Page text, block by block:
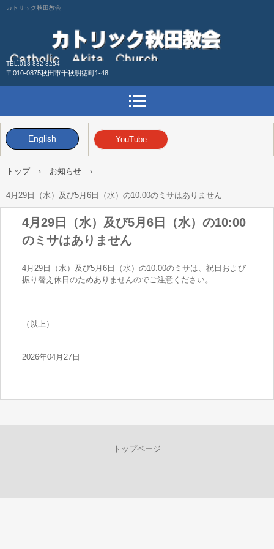
カトリック秋田教会
TEL.018-832-3254
〒010-0875秋田市千秋明徳町1-48
English YouTube
トップ › お知らせ ›
4月29日（水）及び5月6日（水）の10:00のミサはありません
4月29日（水）及び5月6日（水）の10:00
のミサはありません
4月29日（水）及び5月6日（水）の10:00のミサは、祝日および
振り替え休日のためありませんのでご注意ください。
（以上）
2026年04月27日
トップページ